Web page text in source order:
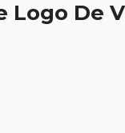
Logo De